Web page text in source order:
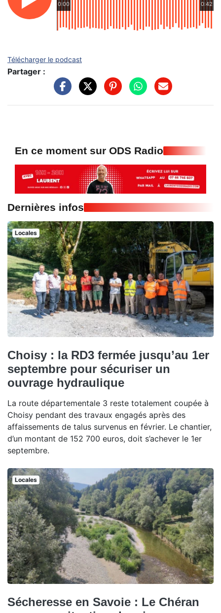
0:00 0:42
Télécharger le podcast
Partager :
En ce moment sur ODS Radio
Dernières infos
Locales
Choisy : la RD3 fermée jusqu’au 1er
septembre pour sécuriser un
ouvrage hydraulique
La route départementale 3 reste totalement coupée à
Choisy pendant des travaux engagés après des
affaissements de talus survenus en février. Le chantier,
d’un montant de 152 700 euros, doit s’achever le 1er
septembre.
Locales
Sécheresse en Savoie : Le Chéran